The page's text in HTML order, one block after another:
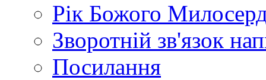
Рік Божого
Зворотній зв'язок
Посилання